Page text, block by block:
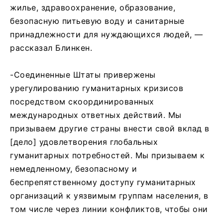
жилье, здравоохранение, образование,
безопасную питьевую воду и санитарные
принадлежности для нуждающихся людей, —
рассказал Блинкен.
-Соединенные Штаты привержены
урегулированию гуманитарных кризисов
посредством скоординированных
международных ответных действий. Мы
призываем другие страны внести свой вклад в
[дело] удовлетворения глобальных
гуманитарных потребностей. Мы призываем к
немедленному, безопасному и
беспрепятственному доступу гуманитарных
организаций к уязвимым группам населения, в
том числе через линии конфликтов, чтобы они